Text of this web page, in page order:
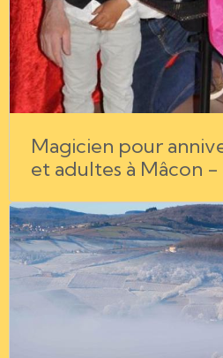
Magicien pour
et adultes à Mâcon
Saône - Rhône -